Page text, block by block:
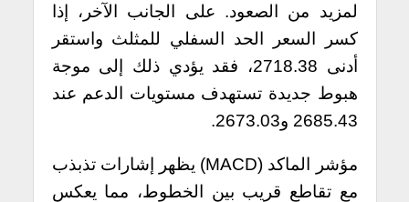
لمزيد من الصعود. على الجانب الآخر، إذا
كسر السعر الحد السفلي للمثلث واستقر
أدنى 2718.38، فقد يؤدي ذلك إلى موجة
هبوط جديدة تستهدف مستويات الدعم عند
2685.43 و2673.03.
مؤشر الماكد (MACD) يظهر إشارات تذبذب
مع تقاطع قريب بين الخطوط، مما يعكس